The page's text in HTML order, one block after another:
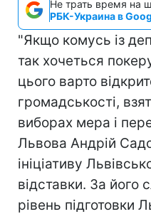
Не трать время на
РБК-Украина в
"Якщо комусь із
так хочеться
цього варто
громадськості,
виборах мера і
Львова Андрій
ініціативу
відставки. За його
рівень підготовки